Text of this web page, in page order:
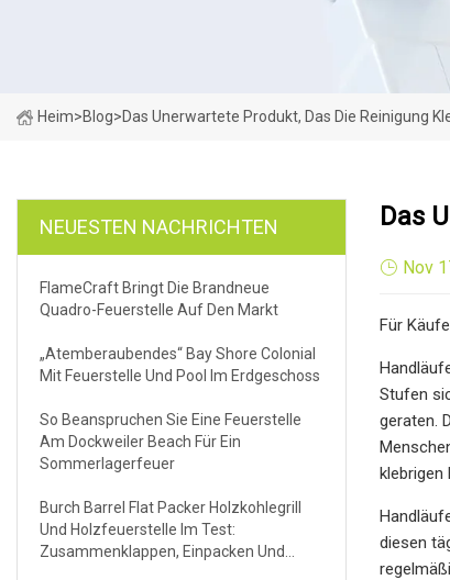
Heim>Blog>Das Unerwartete Produkt, Das Die Reinigung
NEUESTEN NACHRICHTEN
FlameCraft Bringt Die Brandneue
Quadro-Feuerstelle Auf Den Markt
„Atemberaubendes“ Bay Shore Colonial
Mit Feuerstelle Und Pool Im Erdgeschoss
So Beanspruchen Sie Eine Feuerstelle
Am Dockweiler Beach Für Ein
Sommerlagerfeuer
Burch Barrel Flat Packer Holzkohlegrill
Und Holzfeuerstelle Im Test:
Zusammenklappen, Einpacken Und
Das
Nov
Für
Stufen
geraten.
klebrigen
diesen